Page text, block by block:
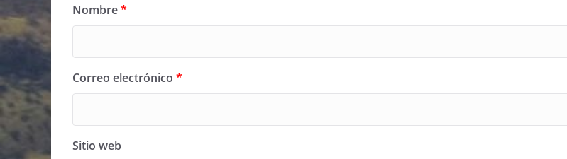
Nombre*
Correo electrónico *
Sitio web